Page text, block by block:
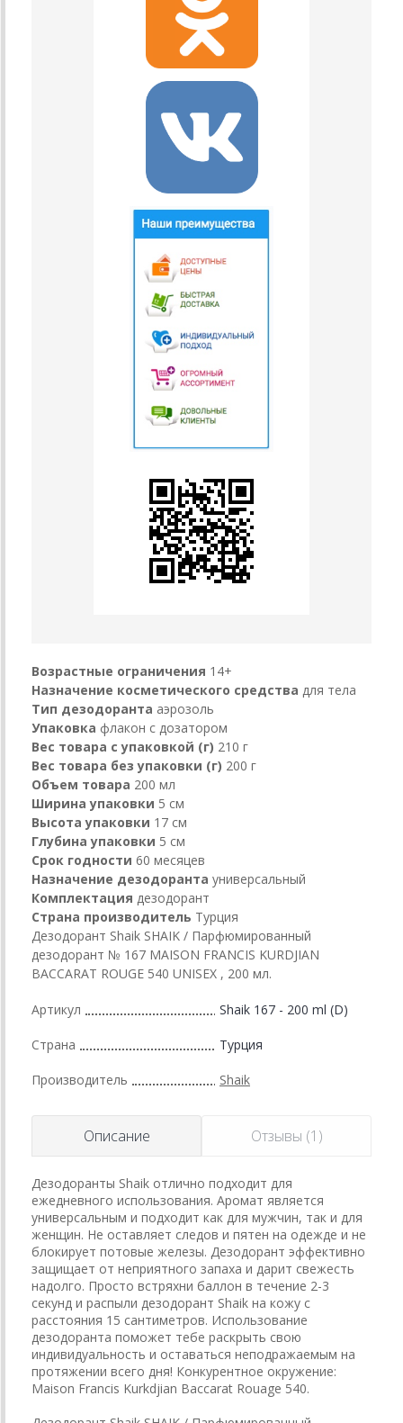
Возрастные ограничения 14+
Назначение косметического средства для тела
Тип дезодоранта аэрозоль
Упаковка флакон с дозатором
Вес товара с упаковкой (г) 210 г
Вес товара без упаковки (г) 200 г
Объем товара 200 мл
Ширина упаковки 5 см
Высота упаковки 17 см
Глубина упаковки 5 см
Срок годности 60 месяцев
Назначение дезодоранта универсальный
Комплектация дезодорант
Страна производитель Турция
Дезодорант Shaik SHAIK / Парфюмированный
дезодорант № 167 MAISON FRANCIS KURDJIAN
BACCARAT ROUGE 540 UNISEX , 200 мл.
Артикул Shaik 167 - 200 ml (D)
Страна Турция
Производитель Shaik
Описание Отзывы (1)
Дезодоранты Shaik отлично подходит для
ежедневного использования. Аромат является
универсальным и подходит как для мужчин, так и для
женщин. Не оставляет следов и пятен на одежде и не
блокирует потовые железы. Дезодорант эффективно
защищает от неприятного запаха и дарит свежесть
надолго. Просто встряхни баллон в течение 2-3
секунд и распыли дезодорант Shaik на кожу с
расстояния 15 сантиметров. Использование
дезодоранта поможет тебе раскрыть свою
индивидуальность и оставаться неподражаемым на
протяжении всего дня! Конкурентное окружение:
Maison Francis Kurkdjian Baccarat Rouage 540.